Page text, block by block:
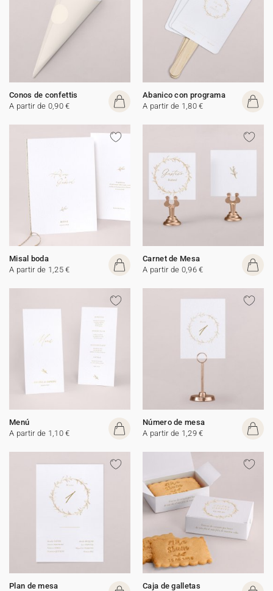
Conos de confettis
A partir de 0,90 €
Abanico con programa
A partir de 1,80 €
Misal boda
A partir de 1,25 €
Carnet de Mesa
A partir de 0,96 €
Menú
A partir de 1,10 €
Número de mesa
A partir de 1,29 €
Plan de mesa
Caja de galletas